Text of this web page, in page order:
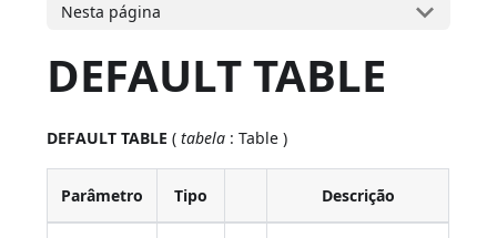
Nesta página
DEFAULT TABLE
DEFAULT TABLE (tabela : Table )
Parâmetro Tipo Descrição